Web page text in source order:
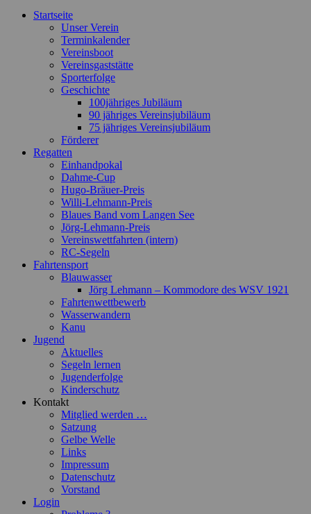
Startseite
Unser Verein
Terminkalender
Vereinsboot
Vereinsgaststätte
Sporterfolge
Geschichte
100jähriges Jubiläum
90 jähriges Vereinsjubiläum
75 jähriges Vereinsjubiläum
Förderer
Regatten
Einhandpokal
Dahme-Cup
Hugo-Bräuer-Preis
Willi-Lehmann-Preis
Blaues Band vom Langen See
Jörg-Lehmann-Preis
Vereinswettfahrten (intern)
RC-Segeln
Fahrtensport
Blauwasser
Jörg Lehmann – Kommodore des WSV 1921
Fahrtenwettbewerb
Wasserwandern
Kanu
Jugend
Aktuelles
Segeln lernen
Jugenderfolge
Kinderschutz
Kontakt
Mitglied werden …
Satzung
Gelbe Welle
Links
Impressum
Datenschutz
Vorstand
Login